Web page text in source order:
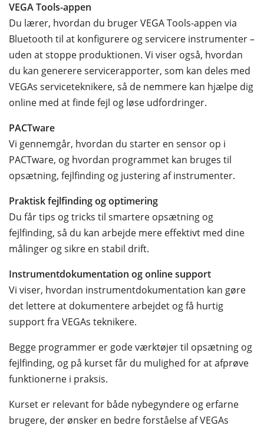
VEGA Tools-appen
Du lærer, hvordan du bruger VEGA Tools-appen via
Bluetooth til at konfigurere og servicere instrumenter –
uden at stoppe produktionen. Vi viser også, hvordan
du kan generere servicerapporter, som kan deles med
VEGAs serviceteknikere, så de nemmere kan hjælpe dig
online med at finde fejl og løse udfordringer.
PACTware
Vi gennemgår, hvordan du starter en sensor op i
PACTware, og hvordan programmet kan bruges til
opsætning, fejlfinding og justering af instrumenter.
Praktisk fejlfinding og optimering
Du får tips og tricks til smartere opsætning og
fejlfinding, så du kan arbejde mere effektivt med dine
målinger og sikre en stabil drift.
Instrumentdokumentation og online support
Vi viser, hvordan instrumentdokumentation kan gøre
det lettere at dokumentere arbejdet og få hurtig
support fra VEGAs teknikere.
Begge programmer er gode værktøjer til opsætning og
fejlfinding, og på kurset får du mulighed for at afprøve
funktionerne i praksis.
Kurset er relevant for både nybegyndere og erfarne
brugere, der ønsker en bedre forståelse af VEGAs